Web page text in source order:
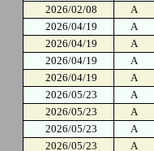
2026/02/08
A
2026/04/19
A
2026/04/19
A
2026/04/19
A
2026/04/19
A
2026/05/23
A
2026/05/23
A
2026/05/23
A
2026/05/23
A